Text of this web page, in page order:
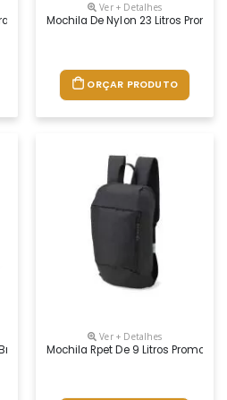
Brindes Promocionais
Ver + Detalhes
Mochila De Nylon 23 Litros
ORÇAR PRODUTO
Ver + Detalhes
Mochila Rpet De 9 Litros